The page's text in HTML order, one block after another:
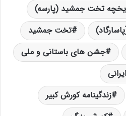
تخت جمشید (پارسه)
تخت جمشید
جشن های باستانی و ملی
زندگینامه کورش کبیر